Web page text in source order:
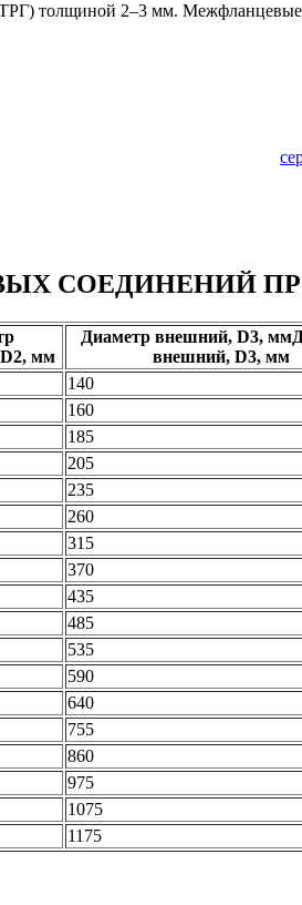
толщиной 2–3 мм.
СОЕДИНЕНИЙ
мм
Диаметр внешний, D3,
внешний, D3, мм
140
160
185
205
235
260
315
370
435
485
535
590
640
755
860
975
1075
1175